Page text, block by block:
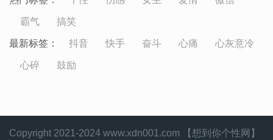
霸气 搞笑
最新标签： 抖音 快手 奋斗 心痛 心灰意冷
心碎 鼓励
Copyright 2021-2024 www.xdn001.com 【想到你个性网】